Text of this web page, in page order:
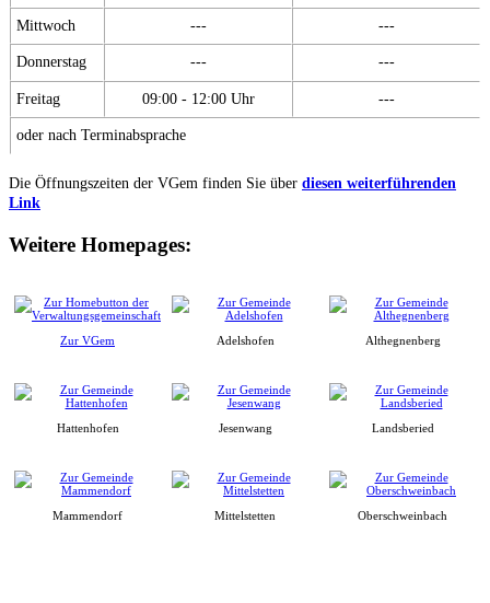
Mittwoch --- ---
Donnerstag --- ---
Freitag 09:00 - 12:00 Uhr ---
oder nach Terminabsprache
Die Öffnungszeiten der VGem finden Sie über diesen weiterführenden
Link
Weitere Homepages:
Zur VGem Adelshofen Althegnenberg
Hattenhofen Jesenwang Landsberied
Mammendorf Mittelstetten Oberschweinbach